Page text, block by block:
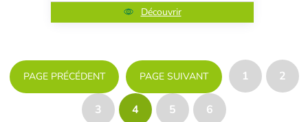
Découvrir
PAGE PRÉCÉDENT PAGE SUIVANT 1 2
3 4 5 6